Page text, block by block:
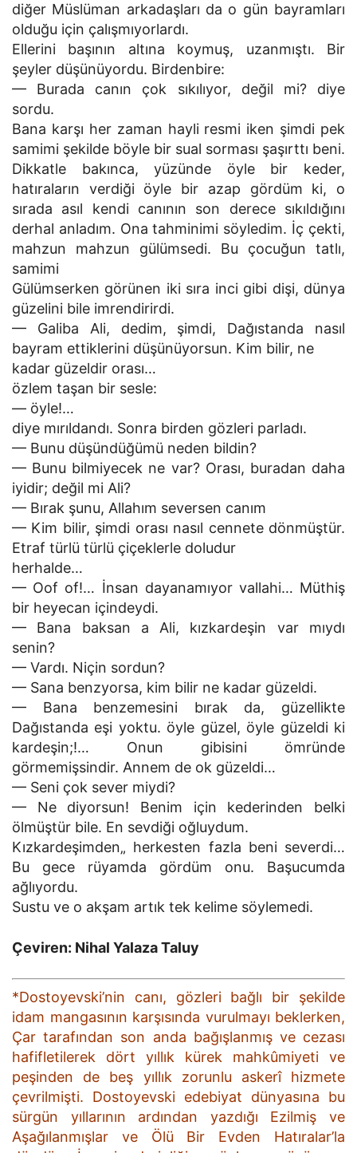
diğer Müslüman arkadaşları da o gün bayramları
olduğu için çalışmıyorlardı.
Ellerini başının altına koymuş, uzanmıştı. Bir
şeyler düşünüyordu. Birdenbire:
— Burada canın çok sıkılıyor, değil mi? diye
sordu.
Bana karşı her zaman hayli resmi iken şimdi pek
samimi şekilde böyle bir sual sorması şaşırttı beni.
Dikkatle bakınca, yüzünde öyle bir keder,
hatıraların verdiği öyle bir azap gördüm ki, o
sırada asıl kendi canının son derece sıkıldığını
derhal anladım. Ona tahminimi söyledim. İç çekti,
mahzun mahzun gülümsedi. Bu çocuğun tatlı,
samimi
Gülümserken görünen iki sıra inci gibi dişi, dünya
güzelini bile imrendirirdi.
— Galiba Ali, dedim, şimdi, Dağıstanda nasıl
bayram ettiklerini düşünüyorsun. Kim bilir, ne
kadar güzeldir orası…
özlem taşan bir sesle:
— öyle!…
diye mırıldandı. Sonra birden gözleri parladı.
— Bunu düşündüğümü neden bildin?
— Bunu bilmiyecek ne var? Orası, buradan daha
iyidir; değil mi Ali?
— Bırak şunu, Allahım seversen canım
— Kim bilir, şimdi orası nasıl cennete dönmüştür.
Etraf türlü türlü çiçeklerle doludur
herhalde…
— Oof of!… İnsan dayanamıyor vallahi… Müthiş
bir heyecan içindeydi.
— Bana baksan a Ali, kızkardeşin var mıydı
senin?
— Vardı. Niçin sordun?
— Sana benzyorsa, kim bilir ne kadar güzeldi.
— Bana benzemesini bırak da, güzellikte
Dağıstanda eşi yoktu. öyle güzel, öyle güzeldi ki
kardeşin;!… Onun gibisini ömründe
görmemişsindir. Annem de ok güzeldi…
— Seni çok sever miydi?
— Ne diyorsun! Benim için kederinden belki
ölmüştür bile. En sevdiği oğluydum.
Kızkardeşimden„ herkesten fazla beni severdi…
Bu gece rüyamda gördüm onu. Başucumda
ağlıyordu.
Sustu ve o akşam artık tek kelime söylemedi.
Çeviren: Nihal Yalaza Taluy
*Dostoyevski’nin canı, gözleri bağlı bir şekilde
idam mangasının karşısında vurulmayı beklerken,
Çar tarafından son anda bağışlanmış ve cezası
hafifletilerek dört yıllık kürek mahkûmiyeti ve
peşinden de beş yıllık zorunlu askerî hizmete
çevrilmişti. Dostoyevski edebiyat dünyasına bu
sürgün yıllarının ardından yazdığı Ezilmiş ve
Aşağılanmışlar ve Ölü Bir Evden Hatıralar’la